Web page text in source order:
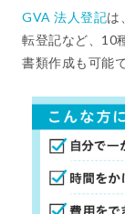
GVA 法人登記は
転登記など、10
書類作成も可能で